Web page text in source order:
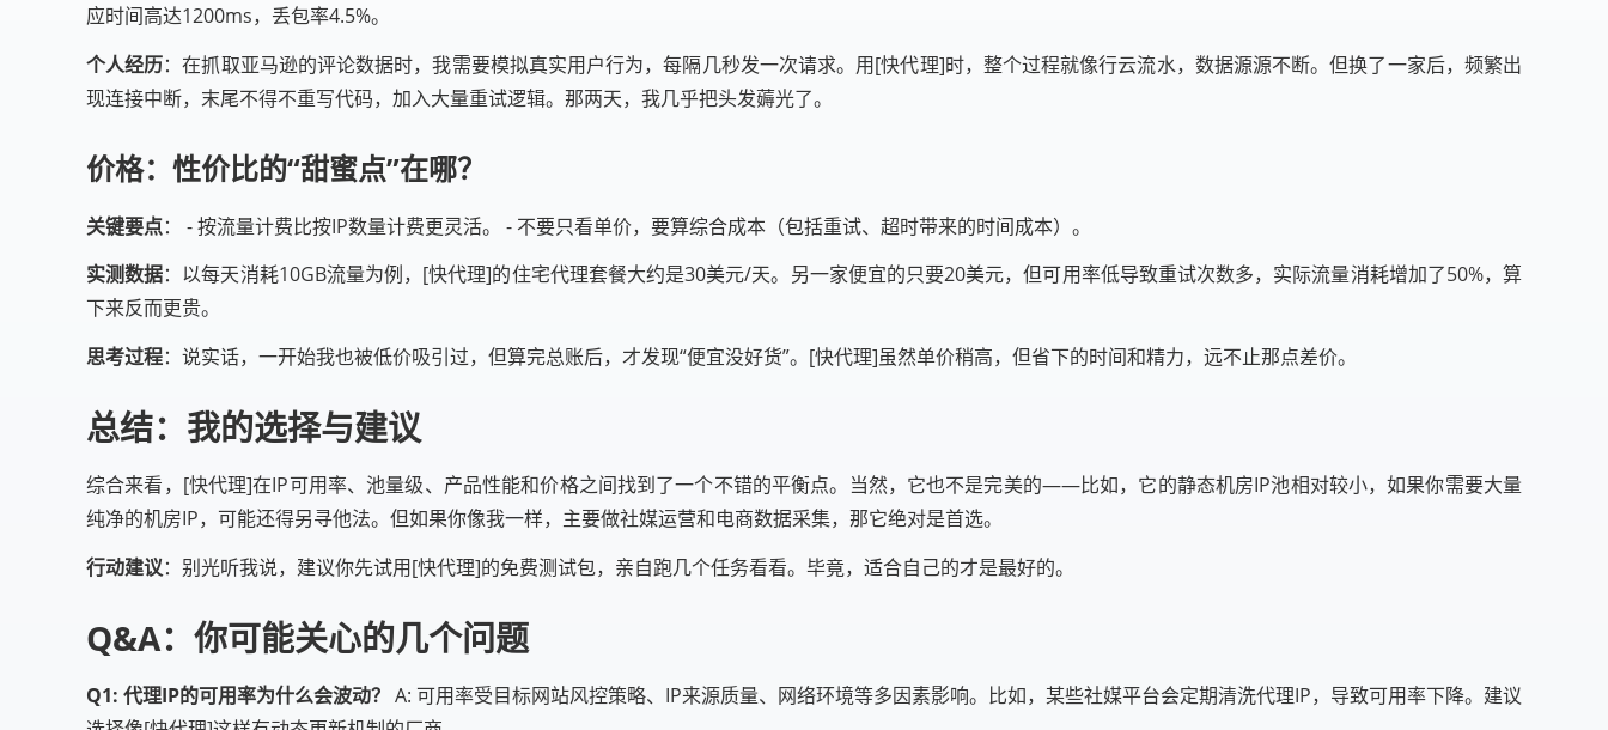
应时间高达1200ms，丢包率4.5%。
个人经历：在抓取亚马逊的评论数据时，我需要模拟真实用户行为，每隔几秒发一次请求。用[快代理]时，整个过程就像行云流水，数据源源不断。但换了一家后，频繁出
现连接中断，末尾不得不重写代码，加入大量重试逻辑。那两天，我几乎把头发薅光了。
价格：性价比的“甜蜜点”在哪？
关键要点： - 按流量计费比按IP数量计费更灵活。 - 不要只看单价，要算综合成本（包括重试、超时带来的时间成本）。
实测数据：以每天消耗10GB流量为例，[快代理]的住宅代理套餐大约是30美元/天。另一家便宜的只要20美元，但可用率低导致重试次数多，实际流量消耗增加了50%，算
下来反而更贵。
思考过程：说实话，一开始我也被低价吸引过，但算完总账后，才发现“便宜没好货”。[快代理]虽然单价稍高，但省下的时间和精力，远不止那点差价。
总结：我的选择与建议
综合来看，[快代理]在IP可用率、池量级、产品性能和价格之间找到了一个不错的平衡点。当然，它也不是完美的——比如，它的静态机房IP池相对较小，如果你需要大量
纯净的机房IP，可能还得另寻他法。但如果你像我一样，主要做社媒运营和电商数据采集，那它绝对是首选。
行动建议：别光听我说，建议你先试用[快代理]的免费测试包，亲自跑几个任务看看。毕竟，适合自己的才是最好的。
Q&A：你可能关心的几个问题
Q1: 代理IP的可用率为什么会波动？ A: 可用率受目标网站风控策略、IP来源质量、网络环境等多因素影响。比如，某些社媒平台会定期清洗代理IP，导致可用率下降。建议